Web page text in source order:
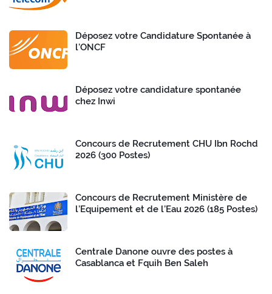
Déposez votre Candidature Spontanée à
l’ONCF
Déposez votre candidature spontanée
chez Inwi
Concours de Recrutement CHU Ibn Rochd
2026 (300 Postes)
Concours de Recrutement Ministère de
l’Equipement et de l’Eau 2026 (185 Postes)
Centrale Danone ouvre des postes à
Casablanca et Fquih Ben Saleh